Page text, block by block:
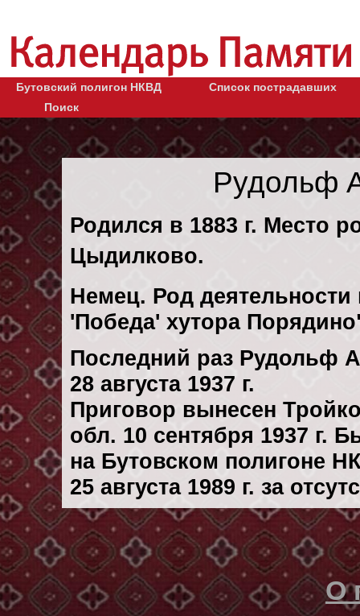
Бутовский полигон НКВД
Список пострадавших
Поиск
Рудольф
Родился в 1883 г. Место
Цыдилково.
Немец. Род деятельности
'Победа' хутора
Последний раз Рудольф
28 августа 1937 г.
Приговор вынесен
обл. 10 сентября 1937 г.
на Бутовском полигоне
25 августа 1989 г. за
О